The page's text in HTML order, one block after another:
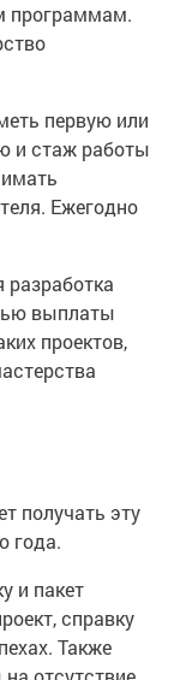
программам.
первую или
и стаж работы
Ежегодно
выплаты
проектов,
получать эту
года.
и пакет
справку
Также